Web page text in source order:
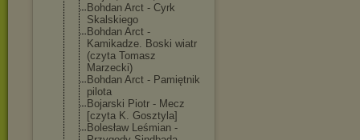
Bohdan Arct - Cyrk
Skalskiego
Bohdan Arct -
Kamikadze. Boski wiatr
(czyta Tomasz
Marzecki)
Bohdan Arct - Pamiętnik
pilota
Bojarski Piotr - Mecz
[czyta K. Gosztyla]
Bolesław Leśmian -